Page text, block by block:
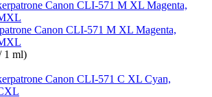
Canon CLI-571 M XL Magenta,
1 ml)